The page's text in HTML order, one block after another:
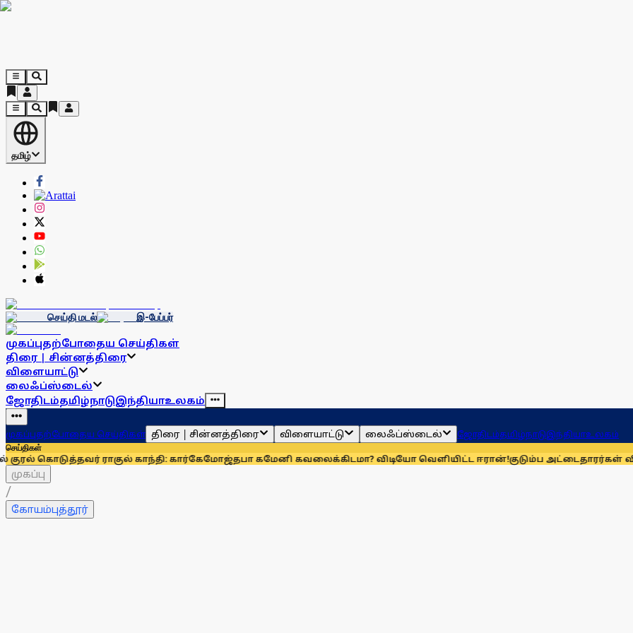
தமிழ்
செய்தி மடல் இ-பேப்பர்
முகப்புதற்போதைய செய்திகள்
திரை | சின்னத்திரை
விளையாட்டு
லைஃப்ஸ்டைல்
ஜோதிடம்தமிழ்நாடுஇந்தியாஉலகம்
முகப்புதற்போதைய செய்திகள் திரை | சின்னத்திரை விளையாட்டு லைஃப்ஸ்டைல் ஜோதிடம்தமிழ்நாடுஇந்தியாஉலகம்
செய்திகள்
ராகுல் காந்தி: கார்கேமோஜ்தபா கமேனி கவலைக்கிடமா? விடியோ வெளியிட்ட ஈரான்!குடும்ப அட்டைதாரர்கள்
முகப்பு
/
கோயம்புத்தூர்